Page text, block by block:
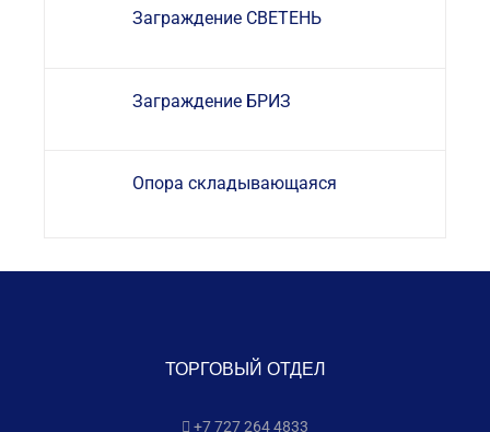
Заграждение СВЕТЕНЬ
Заграждение БРИЗ
Опора складывающаяся
ТОРГОВЫЙ ОТДЕЛ
+7 727 264 4833